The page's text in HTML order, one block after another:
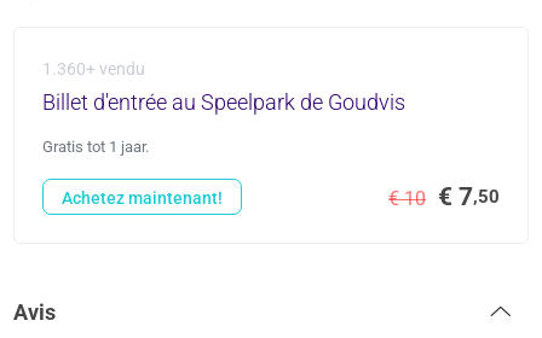
1.360+ vendu
Billet d'entrée au Speelpark de Goudvis
Gratis tot 1 jaar.
€ 10 € 7,50
Achetez maintenant!
Avis